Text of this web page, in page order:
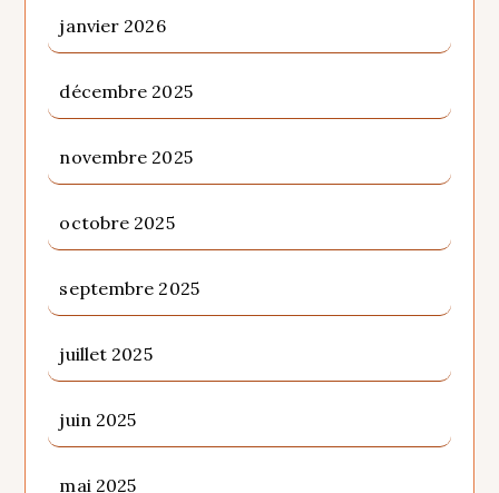
janvier 2026
décembre 2025
novembre 2025
octobre 2025
septembre 2025
juillet 2025
juin 2025
mai 2025